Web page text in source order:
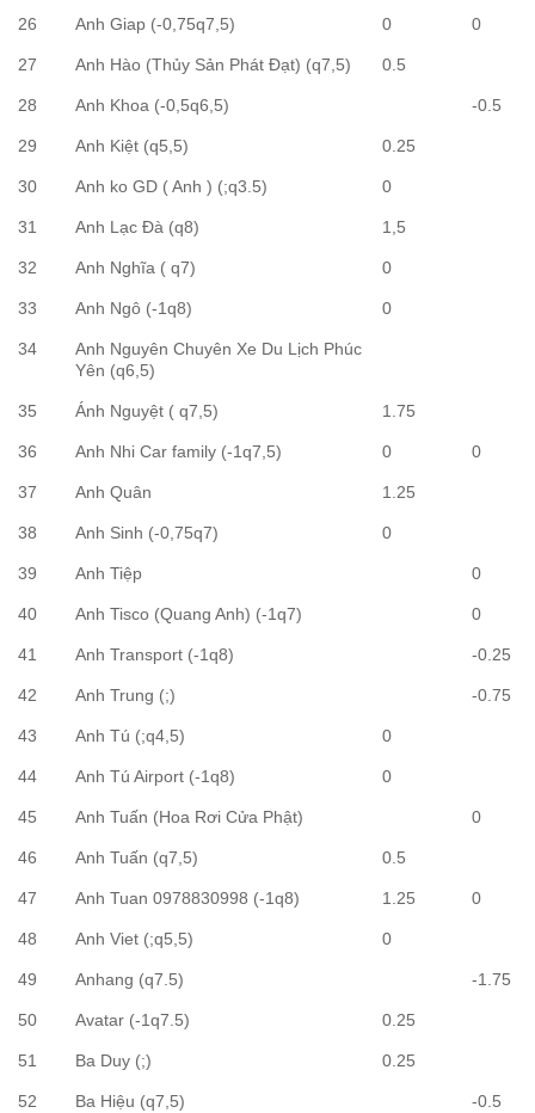
26 Anh Giap (-0,75q7,5) 0 0
27 Anh Hào (Thủy Sản Phát Đạt) (q7,5) 0.5
28 Anh Khoa (-0,5q6,5) -0.5
29 Anh Kiệt (q5,5) 0.25
30 Anh ko GD ( Anh ) (;q3.5) 0
31 Anh Lạc Đà (q8) 1,5
32 Anh Nghĩa ( q7) 0
33 Anh Ngô (-1q8) 0
34
Anh Nguyên Chuyên Xe Du Lịch Phúc
Yên (q6,5)
35 Ánh Nguyệt ( q7,5) 1.75
36 Anh Nhi Car family (-1q7,5) 0 0
37 Anh Quân 1.25
38 Anh Sinh (-0,75q7) 0
39 Anh Tiệp 0
40 Anh Tisco (Quang Anh) (-1q7) 0
41 Anh Transport (-1q8) -0.25
42 Anh Trung (;) -0.75
43 Anh Tú (;q4,5) 0
44 Anh Tú Airport (-1q8) 0
45 Anh Tuấn (Hoa Rơi Cửa Phật) 0
46 Anh Tuấn (q7,5) 0.5
47 Anh Tuan 0978830998 (-1q8) 1.25 0
48 Anh Viet (;q5,5) 0
49 Anhang (q7.5) -1.75
50 Avatar (-1q7.5) 0.25
51 Ba Duy (;) 0.25
52 Ba Hiệu (q7,5) -0.5